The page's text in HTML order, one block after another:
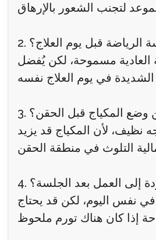
الرياضة قبل يوم العلاج؟
العادية مسموحة، لكن يُفضل
وضع المكياج قبل الحقن؟
نظيف، لأن المكياج قد يزيد
إلى العمل بعد الجلسة؟
في نفس اليوم، لكن قد يحتاج